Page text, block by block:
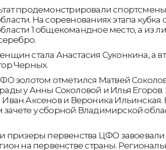
продемонстрировали спортсмены
На соревнованиях этапа кубка
1 общекомандное место, а из
стала Анастасия Суконкина, а
Черных.
золотом отметился Матвей
у Анны Соколовой и Илья Егоров.
Аксенов и Вероника Ильинская.
у сборной Владимирской
призеры первенства ЦФО
на первенстве страны.